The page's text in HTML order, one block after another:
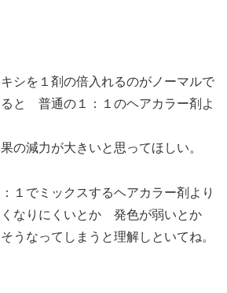
シを１剤の倍入れるのがノーマルで
と 普通の１：１のヘアカラー剤よ
の減力が大きいと思ってほしい。
でミックスするヘアカラー剤より
なりにくいとか 発色が弱いとか
うなってしまうと理解しといてね。